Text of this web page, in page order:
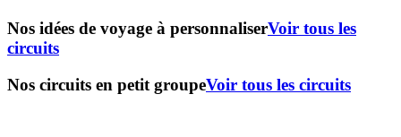
Nos idées de voyage à personnaliserVoir tous les
circuits
Nos circuits en petit groupeVoir tous les circuits